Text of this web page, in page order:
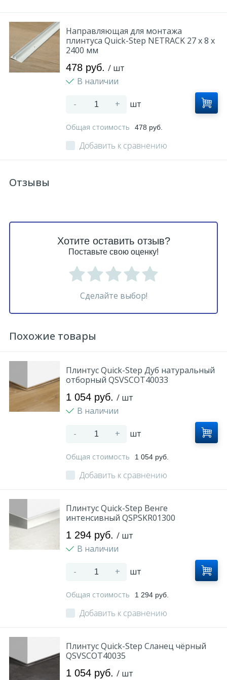
Направляющая для монтажа
плинтуса Quick-Step NETRACK 27 x 8 x
2400 мм
478 руб. / шт
В наличии
- + шт
Общая стоимость 478 руб.
Добавить к сравнению
Отзывы
Хотите оставить отзыв?
Поставьте свою оценку!
Сделайте выбор!
Похожие товары
Плинтус Quick-Step Дуб натуральный
отборный QSVSCOT40033
1 054 руб. / шт
В наличии
- + шт
Общая стоимость 1 054 руб.
Добавить к сравнению
Плинтус Quick-Step Венге
интенсивный QSPSKR01300
1 294 руб. / шт
В наличии
- + шт
Общая стоимость 1 294 руб.
Добавить к сравнению
Плинтус Quick-Step Сланец чёрный
QSVSCOT40035
1 054 руб. / шт